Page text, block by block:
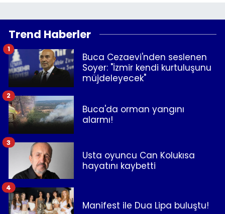
Trend Haberler
Buca Cezaevi'nden seslenen
Soyer: "İzmir kendi kurtuluşunu
müjdeleyecek"
1
Buca'da orman yangını
alarmı!
2
Usta oyuncu Can Kolukısa
hayatını kaybetti
3
Manifest ile Dua Lipa buluştu!
4